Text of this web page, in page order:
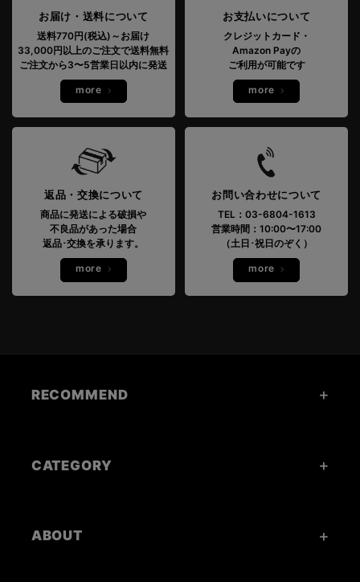
お届け・送料について
送料770円(税込)～お届け
33,000円以上のご注文で送料無料
ご注文から3〜5営業日以内に発送
more
お支払いについて
クレジットカード・
Amazon Payの
ご利用が可能です
more
返品・交換について
商品に発送による破損や
不良品があった場合
返品･交換を承ります。
more
お問い合わせについて
TEL：03-6804-1613
営業時間：10:00〜17:00
（土日･祝日のぞく）
more
RECOMMEND
CATEGORY
ABOUT